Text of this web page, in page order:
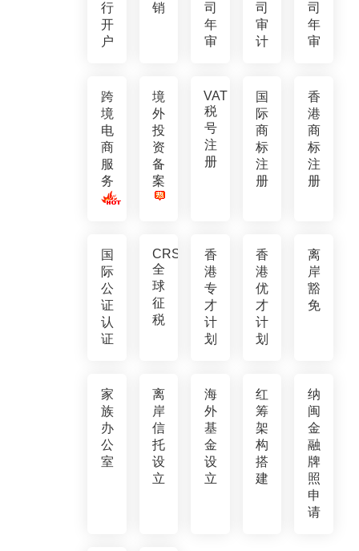
行
开
户
销
司
年
审
司
审
计
司
年
审
跨
境
电
商
服
务
境
外
投
资
备
案
VAT
税
号
注
册
国
际
商
标
注
册
香
港
商
标
注
册
国
际
公
证
认
证
CRS
全
球
征
税
香
港
专
才
计
划
香
港
优
才
计
划
离
岸
豁
免
家
族
办
公
室
离
岸
信
托
设
立
海
外
基
金
设
立
红
筹
架
构
搭
建
纳
闽
金
融
牌
照
申
请